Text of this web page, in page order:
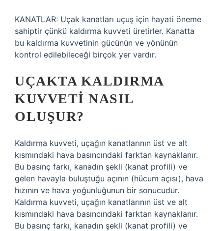
KANATLAR: Uçak kanatları uçuş için hayati öneme
sahiptir çünkü kaldırma kuvveti üretirler. Kanatta
bu kaldırma kuvvetinin gücünün ve yönünün
kontrol edilebileceği birçok yer vardır.
UÇAKTA KALDIRMA
KUVVETI NASIL
OLUŞUR?
Kaldırma kuvveti, uçağın kanatlarının üst ve alt
kısmındaki hava basıncındaki farktan kaynaklanır.
Bu basınç farkı, kanadın şekli (kanat profili) ve
gelen havayla buluştuğu açının (hücum açısı), hava
hızının ve hava yoğunluğunun bir sonucudur.
Kaldırma kuvveti, uçağın kanatlarının üst ve alt
kısmındaki hava basıncındaki farktan kaynaklanır.
Bu basınç farkı, kanadın şekli (kanat profili) ve